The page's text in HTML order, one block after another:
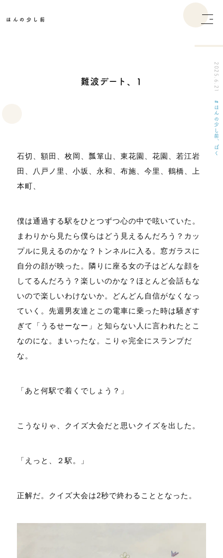
ほんの少し前
難波デート、1 2025.6.21
ほんの少し前、ぼく
石切、額田、枚岡、瓢箪山、東花園、花園、若江岩
田、八戸ノ里、小坂、永和、布施、今里、鶴橋、上
本町、
僕は通過する駅をひとつずつ心の中で呟いていた。
まわりから見たら僕らはどう見えるんだろう？カッ
プルに見えるのかな？トンネルに入る。窓ガラスに
自分の顔が映った。隣りに座る女の子はどんな顔を
してるんだろう？楽しいのかな？ほとんど会話もな
いので楽しいわけないか。どんどん自信がなくなっ
ていく。先週男友達とこの電車に乗った時は騒ぎす
ぎて「うるせーなー」と知らない人に言われたとこ
なのにな。まいったな。こりゃ完全にスランプだ
な。
「あと何駅で着くでしょう？」
こうなりゃ、クイズ大会だと思いクイズを出した。
「えっと、２駅。」
正解だ。クイズ大会は2秒で終わることとなった。